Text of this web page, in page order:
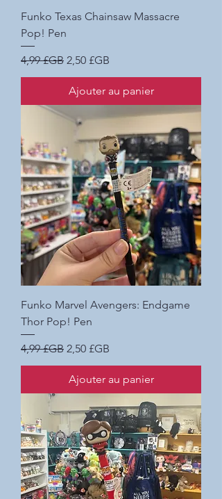
Funko Texas Chainsaw Massacre
Pop! Pen
Prix original
4,99 £GB Prix promotionnel
2,50 £GB
Ajouter au panier
Funko Marvel Avengers: Endgame
Thor Pop! Pen
Prix original
4,99 £GB Prix promotionnel
2,50 £GB
Ajouter au panier